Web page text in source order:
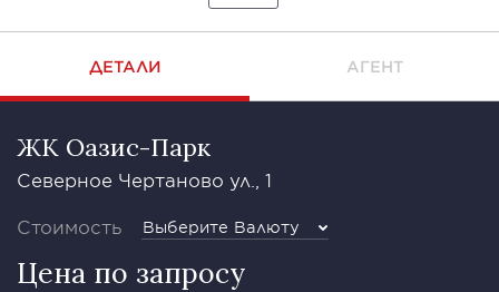
ДЕТАЛИ АГЕНТ
ЖК Оазис-Парк
Северное Чертаново ул., 1
Стоимость Выберите Валюту
Цена по запросу